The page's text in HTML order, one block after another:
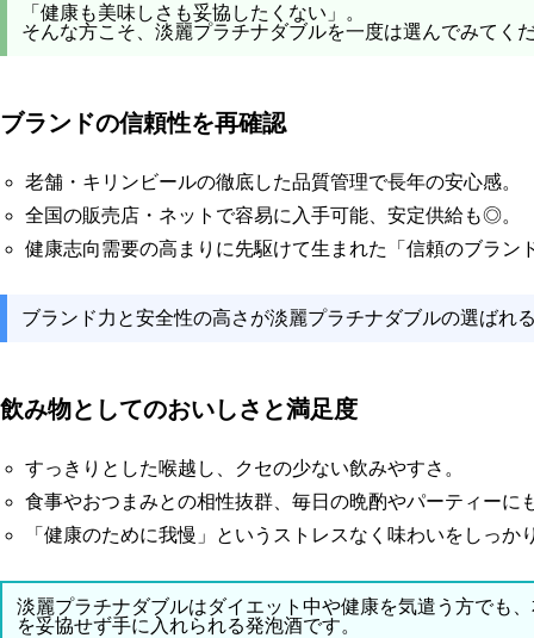
「健康も美味しさも妥協したくない」。
そんな方こそ、淡麗プラチナダブルを一度は選んでみてく
ブランドの信頼性を再確認
老舗・キリンビールの徹底した品質管理で長年の安心感。
全国の販売店・ネットで容易に入手可能、安定供給も◎。
健康志向需要の高まりに先駆けて生まれた「信頼のブラン
ブランド力と安全性の高さが淡麗プラチナダブルの選ばれ
飲み物としてのおいしさと満足度
すっきりとした喉越し、クセの少ない飲みやすさ。
食事やおつまみとの相性抜群、毎日の晩酌やパーティーに
「健康のために我慢」というストレスなく味わいをしっか
淡麗プラチナダブルはダイエット中や健康を気遣う方でも
を妥協せず手に入れられる発泡酒です。